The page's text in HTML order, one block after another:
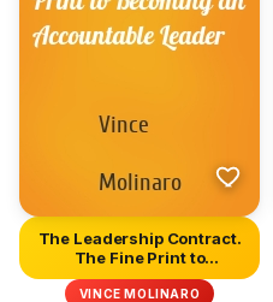
The Leadership Contract.
The Fine Print to
Becomin...
VINCE MOLINARO